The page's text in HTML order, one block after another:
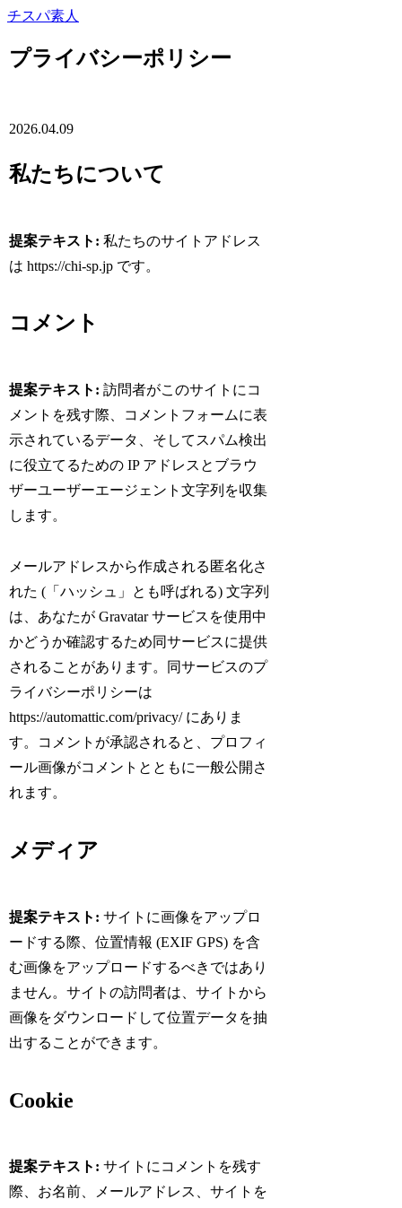
チスパ素人
プライバシーポリシー
2026.04.09
私たちについて
提案テキスト:私たちのサイトアドレス
は https://chi-sp.jp です。
コメント
提案テキスト:訪問者がこのサイトにコ
メントを残す際、コメントフォームに表
示されているデータ、そしてスパム検出
に役立てるための IP アドレスとブラウ
ザーユーザーエージェント文字列を収集
します。
メールアドレスから作成される匿名化さ
れた (「ハッシュ」とも呼ばれる) 文字列
は、あなたが Gravatar サービスを使用中
かどうか確認するため同サービスに提供
されることがあります。同サービスのプ
ライバシーポリシーは
https://automattic.com/privacy/ にありま
す。コメントが承認されると、プロフィ
ール画像がコメントとともに一般公開さ
れます。
メディア
提案テキスト:サイトに画像をアップロ
ードする際、位置情報 (EXIF GPS) を含
む画像をアップロードするべきではあり
ません。サイトの訪問者は、サイトから
画像をダウンロードして位置データを抽
出することができます。
Cookie
提案テキスト:サイトにコメントを残す
際、お名前、メールアドレス、サイトを